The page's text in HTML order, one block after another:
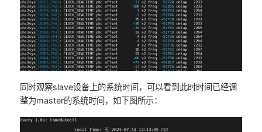
同时观察slave设备上的系统时间，可以看到此时时间已经调
整为master的系统时间，如下图所示：